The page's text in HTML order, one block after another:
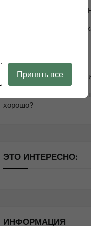
Возьмите друга в салон
Чем дороже
10 способов
Почему виниловые
хорошо?
ЭТО ИНТЕРЕСНО:
ИНФОРМАЦИЯ
Принять все